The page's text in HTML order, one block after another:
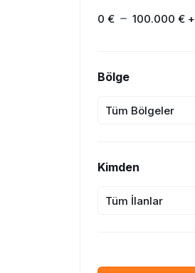
0 € 100.000 € +
Bölge
Tüm Bölgeler
Kimden
Tüm İlanlar